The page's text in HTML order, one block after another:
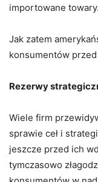
importowane towary.
Jak zatem
konsumentów
Rezerwy
Wiele firm
sprawie ceł i
jeszcze przed ich
tymczasowo